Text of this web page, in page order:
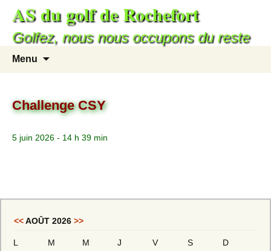
AS du golf de Rochefort
Golfez, nous nous occupons du reste
Menu
Challenge CSY
5 juin 2026 - 14 h 39 min
<<AOÛT 2026 >>
L M M J V S D